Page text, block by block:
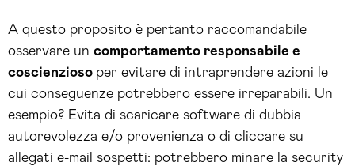
A questo proposito è pertanto raccomandabile
osservare un comportamento responsabile e
coscienzioso per evitare di intraprendere azioni le
cui conseguenze potrebbero essere irreparabili. Un
esempio? Evita di scaricare software di dubbia
autorevolezza e/o provenienza o di cliccare su
allegati e-mail sospetti: potrebbero minare la security